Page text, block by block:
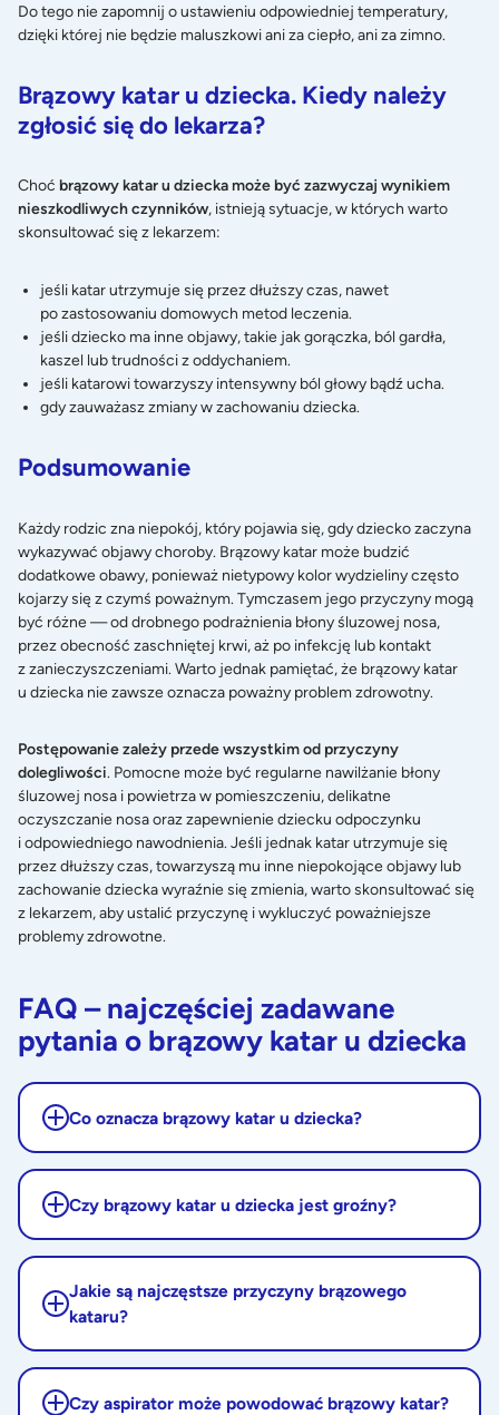
Do tego nie zapomnij o ustawieniu odpowiedniej temperatury,
dzięki której nie będzie maluszkowi ani za ciepło, ani za zimno.
Brązowy katar u dziecka. Kiedy należy
zgłosić się do lekarza?
Choć brązowy katar u dziecka może być zazwyczaj wynikiem
nieszkodliwych czynników, istnieją sytuacje, w których warto
skonsultować się z lekarzem:
jeśli katar utrzymuje się przez dłuższy czas, nawet
po zastosowaniu domowych metod leczenia.
jeśli dziecko ma inne objawy, takie jak gorączka, ból gardła,
kaszel lub trudności z oddychaniem.
jeśli katarowi towarzyszy intensywny ból głowy bądź ucha.
gdy zauważasz zmiany w zachowaniu dziecka.
Podsumowanie
Każdy rodzic zna niepokój, który pojawia się, gdy dziecko zaczyna
wykazywać objawy choroby. Brązowy katar może budzić
dodatkowe obawy, ponieważ nietypowy kolor wydzieliny często
kojarzy się z czymś poważnym. Tymczasem jego przyczyny mogą
być różne — od drobnego podrażnienia błony śluzowej nosa,
przez obecność zaschniętej krwi, aż po infekcję lub kontakt
z zanieczyszczeniami. Warto jednak pamiętać, że brązowy katar
u dziecka nie zawsze oznacza poważny problem zdrowotny.
Postępowanie zależy przede wszystkim od przyczyny
dolegliwości. Pomocne może być regularne nawilżanie błony
śluzowej nosa i powietrza w pomieszczeniu, delikatne
oczyszczanie nosa oraz zapewnienie dziecku odpoczynku
i odpowiedniego nawodnienia. Jeśli jednak katar utrzymuje się
przez dłuższy czas, towarzyszą mu inne niepokojące objawy lub
zachowanie dziecka wyraźnie się zmienia, warto skonsultować się
z lekarzem, aby ustalić przyczynę i wykluczyć poważniejsze
problemy zdrowotne.
FAQ – najczęściej zadawane
pytania o brązowy katar u dziecka
Co oznacza brązowy katar u dziecka?
Czy brązowy katar u dziecka jest groźny?
Jakie są najczęstsze przyczyny brązowego
kataru?
Czy aspirator może powodować brązowy katar?